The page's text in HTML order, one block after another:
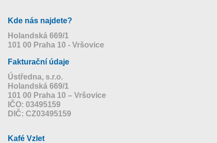
Kde nás najdete?
Holandská 669/1
101 00 Praha 10 - Vršovice
Fakturační údaje
Ústředna, s.r.o.
Holandská 669/1
101 00 Praha 10 – Vršovice
IČO: 03495159
DIČ: CZ03495159
Kafé Vzlet